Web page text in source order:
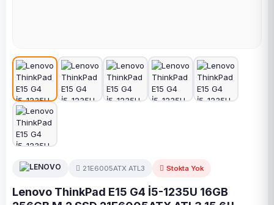
21E6005ATX ATL3 Stokta Yok
Lenovo ThinkPad E15 G4 İ5-1235U 16GB